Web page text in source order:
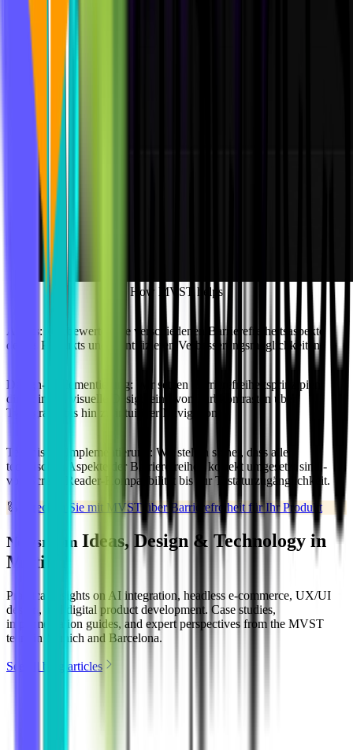
How MVST helps
Audits: Wir bewerten die verschiedenen Barrierefreiheitsaspekte
deines Produkts und identifizieren Verbesserungsmöglichkeiten.
Design-Implementierung: Wir setzen Barrierefreiheitsprinzipien
direkt in das visuelle Design ein - von Farbkontrasten über
Typografie bis hin zu intuitiver Navigation.
Technische Implementierung: Wir stellen sicher, dass alle
technischen Aspekte der Barrierefreiheit korrekt umgesetzt sind -
von Screen Reader-Kompatibilität bis zur Tastaturzugänglichkeit.
🦾
Sprechen Sie mit MVST über Barrierefreiheit für Ihr Produkt
Newsroom Ideas, Design & Technology in
Motion
Practical insights on AI integration, headless e-commerce, UX/UI
design, and digital product development. Case studies,
implementation guides, and expert perspectives from the MVST
team in Munich and Barcelona.
See all blog articles